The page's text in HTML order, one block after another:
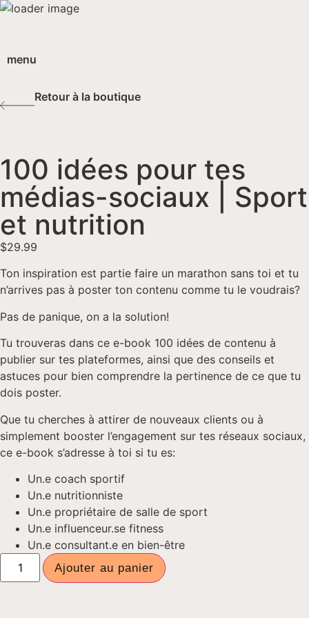
menu
Retour à la boutique
100 idées pour tes
médias-sociaux | Sport
et nutrition
$29.99
Ton inspiration est partie faire un marathon sans toi et tu
n’arrives pas à poster ton contenu comme tu le voudrais?
Pas de panique, on a la solution!
Tu trouveras dans ce e-book 100 idées de contenu à
publier sur tes plateformes, ainsi que des conseils et
astuces pour bien comprendre la pertinence de ce que tu
dois poster.
Que tu cherches à attirer de nouveaux clients ou à
simplement booster l’engagement sur tes réseaux sociaux,
ce e-book s’adresse à toi si tu es:
Un.e coach sportif
Un.e nutritionniste
Un.e propriétaire de salle de sport
Un.e influenceur.se fitness
Un.e consultant.e en bien-être
Ajouter au panier